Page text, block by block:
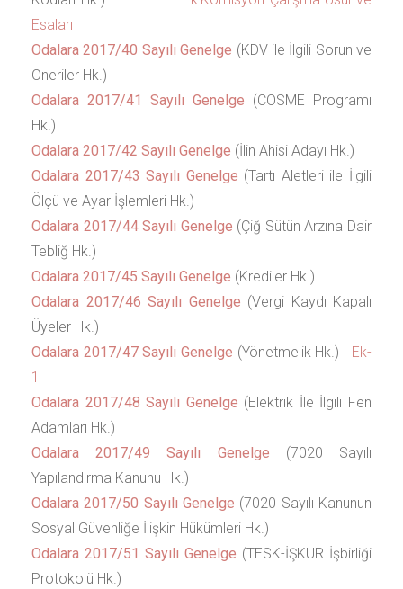
Esaları
Odalara 2017/40 Sayılı Genelge (KDV ile İlgili Sorun ve
Öneriler Hk.)
Odalara 2017/41 Sayılı Genelge (COSME Programı
Hk.)
Odalara 2017/42 Sayılı Genelge (İlin Ahisi Adayı Hk.)
Odalara 2017/43 Sayılı Genelge (Tartı Aletleri ile İlgili
Ölçü ve Ayar İşlemleri Hk.)
Odalara 2017/44 Sayılı Genelge (Çiğ Sütün Arzına Dair
Tebliğ Hk.)
Odalara 2017/45 Sayılı Genelge (Krediler Hk.)
Odalara 2017/46 Sayılı Genelge (Vergi Kaydı Kapalı
Üyeler Hk.)
Odalara 2017/47 Sayılı Genelge (Yönetmelik Hk.) Ek-
1
Odalara 2017/48 Sayılı Genelge (Elektrik İle İlgili Fen
Adamları Hk.)
Odalara 2017/49 Sayılı Genelge (7020 Sayılı
Yapılandırma Kanunu Hk.)
Odalara 2017/50 Sayılı Genelge (7020 Sayılı Kanunun
Sosyal Güvenliğe İlişkin Hükümleri Hk.)
Odalara 2017/51 Sayılı Genelge (TESK-İŞKUR İşbirliği
Protokolü Hk.)